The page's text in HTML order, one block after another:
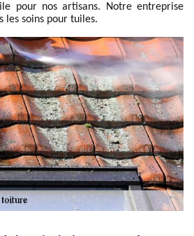
pour nos artisans. Notre entreprise
les soins pour tuiles.